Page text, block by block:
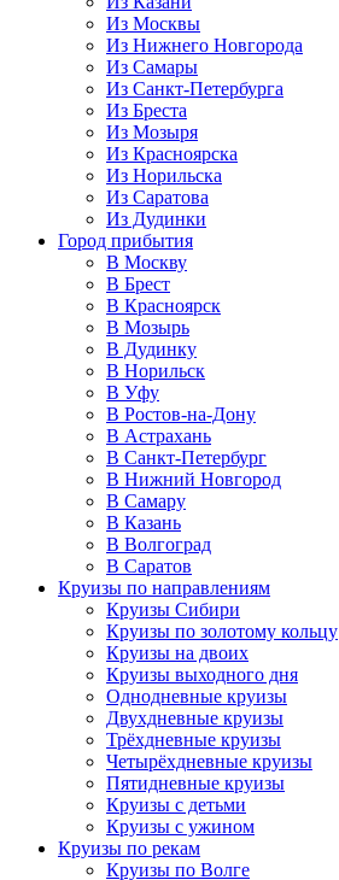
Из Москвы
Из Нижнего Новгорода
Из Самары
Из Санкт-Петербурга
Из Бреста
Из Мозыря
Из Красноярска
Из Норильска
Из Саратова
Из Дудинки
Город прибытия
В Москву
В Брест
В Красноярск
В Мозырь
В Дудинку
В Норильск
В Уфу
В Ростов-на-Дону
В Астрахань
В Санкт-Петербург
В Нижний Новгород
В Самару
В Казань
В Волгоград
В Саратов
Круизы по направлениям
Круизы Сибири
Круизы по золотому кольцу
Круизы на двоих
Круизы выходного дня
Однодневные круизы
Двухдневные круизы
Трёхдневные круизы
Четырёхдневные круизы
Пятидневные круизы
Круизы с детьми
Круизы с ужином
Круизы по рекам
Круизы по Волге